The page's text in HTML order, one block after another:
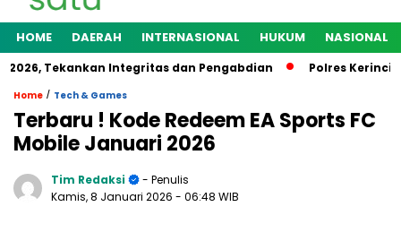
HOME DAERAH INTERNASIONAL HUKUM NASIONAL
Tekankan Integritas dan Pengabdian Polres Kerinci
Home / Tech & Games
Terbaru ! Kode Redeem EA Sports FC
Mobile Januari 2026
Tim Redaksi
- Penulis
Kamis, 8 Januari 2026 - 06:48 WIB